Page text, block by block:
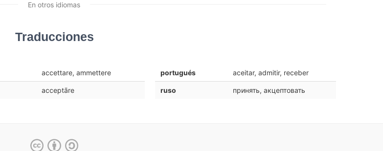
En otros idiomas
Traducciones
accettare, ammettere
acceptāre
portugués aceitar, admitir, receber
ruso принять, акцептовать